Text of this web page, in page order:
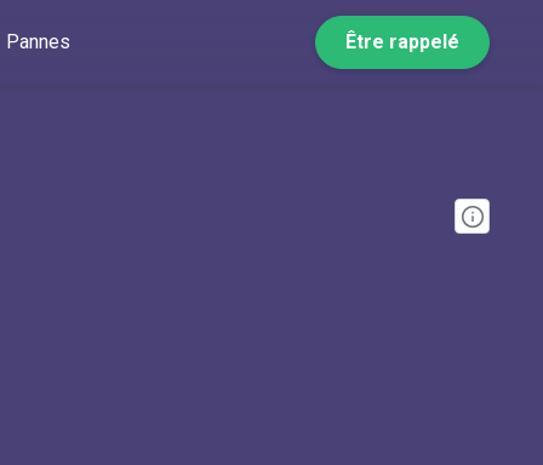
Pannes Être rappelé